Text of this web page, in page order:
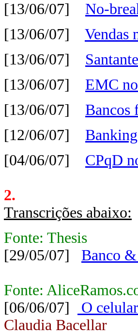
[13/06/07] No-
[13/06/07] Vendas
[13/06/07]
[13/06/07] EMC
[13/06/07] Bancos
[12/06/07]
[04/06/07] CPqD
2.
Transcrições abaixo:
Fonte: Thesis
[29/05/07] Banco
Fonte:
[06/06/07]
O
Claudia Bacellar